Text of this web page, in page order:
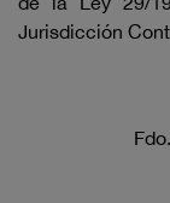
Jurisdicción